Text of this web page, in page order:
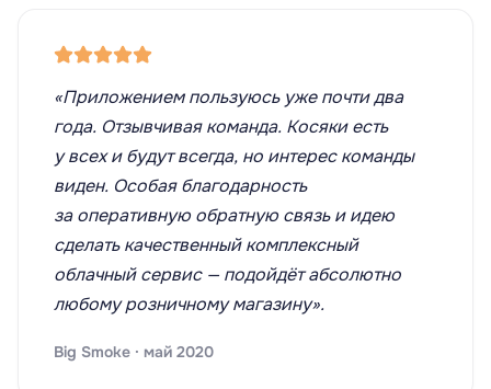
«Приложением пользуюсь уже почти два
года. Отзывчивая команда. Косяки есть
у всех и будут всегда, но интерес команды
виден. Особая благодарность
за оперативную обратную связь и идею
сделать качественный комплексный
облачный сервис — подойдёт абсолютно
любому розничному магазину».
Big Smoke · май 2020